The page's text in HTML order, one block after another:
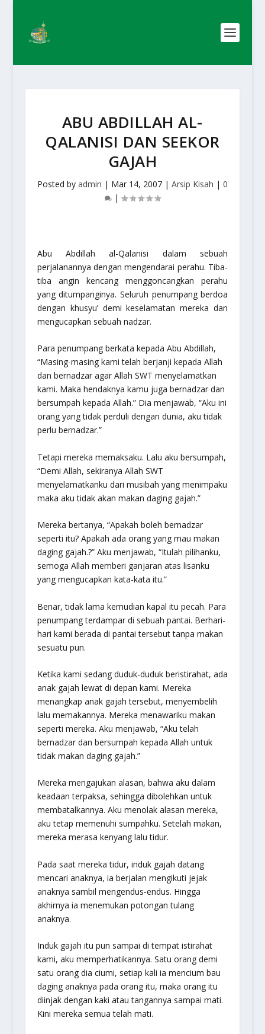
ABU ABDILLAH AL-
QALANISI DAN SEEKOR
GAJAH
Posted by admin | Mar 14, 2007| Arsip Kisah | 0
|
Abu Abdillah al-Qalanisi dalam sebuah
perjalanannya dengan mengendarai perahu. Tiba-
tiba angin kencang menggoncangkan perahu
yang ditumpanginya. Seluruh penumpang berdoa
dengan khusyu’ demi keselamatan mereka dan
mengucapkan sebuah nadzar.
Para penumpang berkata kepada Abu Abdillah,
“Masing-masing kami telah berjanji kepada Allah
dan bernadzar agar Allah SWT menyelamatkan
kami. Maka hendaknya kamu juga bernadzar dan
bersumpah kepada Allah.” Dia menjawab, “Aku ini
orang yang tidak perduli dengan dunia, aku tidak
perlu bernadzar.”
Tetapi mereka memaksaku. Lalu aku bersumpah,
“Demi Allah, sekiranya Allah SWT
menyelamatkanku dari musibah yang menimpaku
maka aku tidak akan makan daging gajah.”
Mereka bertanya, “Apakah boleh bernadzar
seperti itu? Apakah ada orang yang mau makan
daging gajah.?” Aku menjawab, “Itulah pilihanku,
semoga Allah memberi ganjaran atas lisanku
yang mengucapkan kata-kata itu.”
Benar, tidak lama kemudian kapal itu pecah. Para
penumpang terdampar di sebuah pantai. Berhari-
hari kami berada di pantai tersebut tanpa makan
sesuatu pun.
Ketika kami sedang duduk-duduk beristirahat, ada
anak gajah lewat di depan kami. Mereka
menangkap anak gajah tersebut, menyembelih
lalu memakannya. Mereka menawariku makan
seperti mereka. Aku menjawab, “Aku telah
bernadzar dan bersumpah kepada Allah untuk
tidak makan daging gajah.”
Mereka mengajukan alasan, bahwa aku dalam
keadaan terpaksa, sehingga dibolehkan untuk
membatalkannya. Aku menolak alasan mereka,
aku tetap memenuhi sumpahku. Setelah makan,
mereka merasa kenyang lalu tidur.
Pada saat mereka tidur, induk gajah datang
mencari anaknya, ia berjalan mengikuti jejak
anaknya sambil mengendus-endus. Hingga
akhirnya ia menemukan potongan tulang
anaknya.
Induk gajah itu pun sampai di tempat istirahat
kami, aku memperhatikannya. Satu orang demi
satu orang dia ciumi, setiap kali ia mencium bau
daging anaknya pada orang itu, maka orang itu
diinjak dengan kaki atau tangannya sampai mati.
Kini mereka semua telah mati.